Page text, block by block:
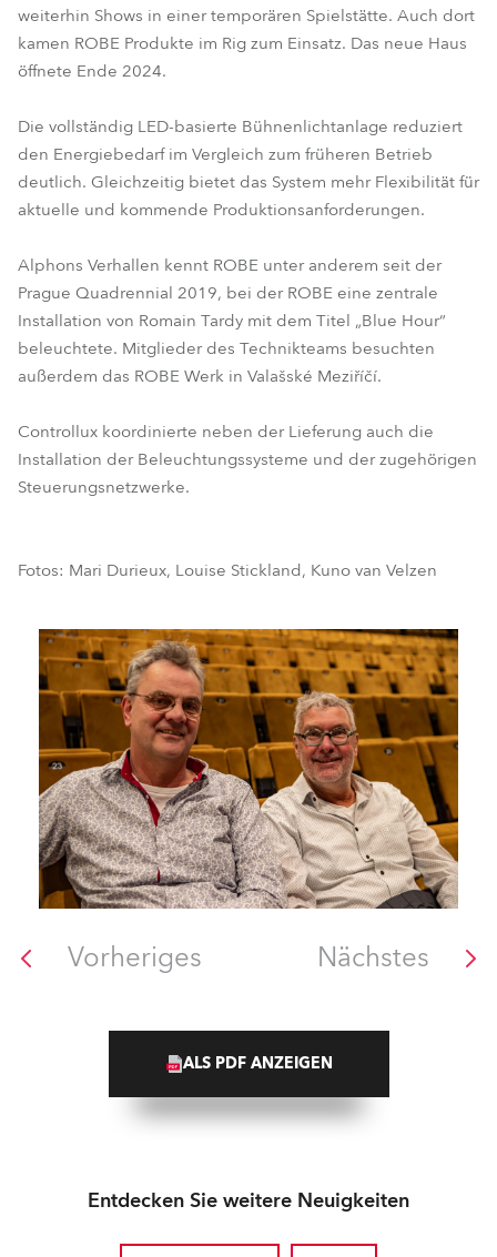
weiterhin Shows in einer temporären Spielstätte. Auch dort
kamen ROBE Produkte im Rig zum Einsatz. Das neue Haus
öffnete Ende 2024.
Die vollständig LED-basierte Bühnenlichtanlage reduziert
den Energiebedarf im Vergleich zum früheren Betrieb
deutlich. Gleichzeitig bietet das System mehr Flexibilität für
aktuelle und kommende Produktionsanforderungen.
Alphons Verhallen kennt ROBE unter anderem seit der
Prague Quadrennial 2019, bei der ROBE eine zentrale
Installation von Romain Tardy mit dem Titel „Blue Hour“
beleuchtete. Mitglieder des Technikteams besuchten
außerdem das ROBE Werk in Valašské Meziříčí.
Controllux koordinierte neben der Lieferung auch die
Installation der Beleuchtungssysteme und der zugehörigen
Steuerungsnetzwerke.
Fotos: Mari Durieux, Louise Stickland, Kuno van Velzen
Vorheriges Nächstes
ALS PDF ANZEIGEN
Entdecken Sie weitere Neuigkeiten